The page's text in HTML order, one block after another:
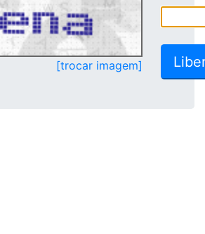
[trocar imagem]